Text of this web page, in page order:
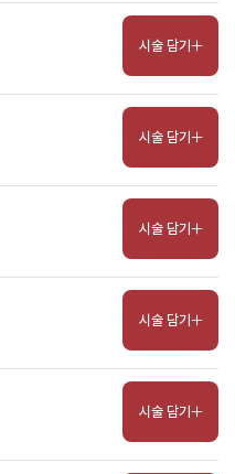
시술 담기
시술 담기
시술 담기
시술 담기
시술 담기